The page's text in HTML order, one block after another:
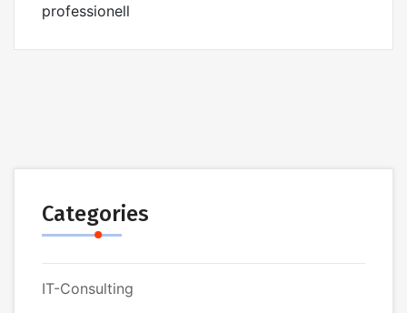
professionell
Categories
IT-Consulting